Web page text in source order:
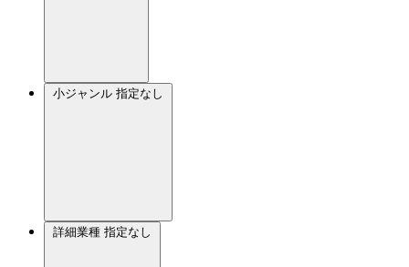
小ジャンル 指定なし
詳細業種 指定なし